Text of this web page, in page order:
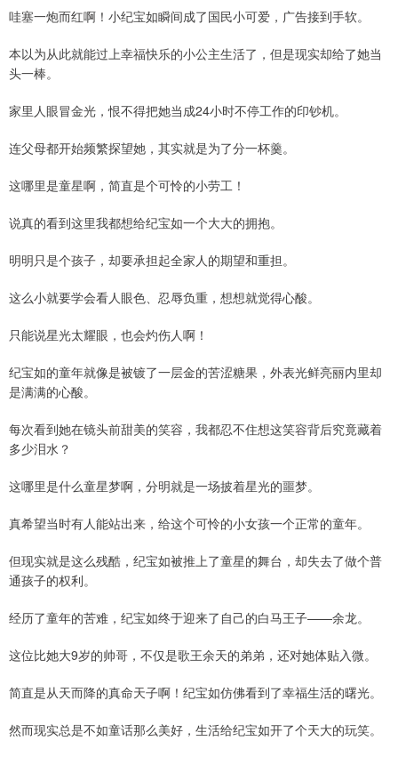
哇塞一炮而红啊！小纪宝如瞬间成了国民小可爱，广告接到手软。
本以为从此就能过上幸福快乐的小公主生活了，但是现实却给了她当
头一棒。
家里人眼冒金光，恨不得把她当成24小时不停工作的印钞机。
连父母都开始频繁探望她，其实就是为了分一杯羹。
这哪里是童星啊，简直是个可怜的小劳工！
说真的看到这里我都想给纪宝如一个大大的拥抱。
明明只是个孩子，却要承担起全家人的期望和重担。
这么小就要学会看人眼色、忍辱负重，想想就觉得心酸。
只能说星光太耀眼，也会灼伤人啊！
纪宝如的童年就像是被镀了一层金的苦涩糖果，外表光鲜亮丽内里却
是满满的心酸。
每次看到她在镜头前甜美的笑容，我都忍不住想这笑容背后究竟藏着
多少泪水？
这哪里是什么童星梦啊，分明就是一场披着星光的噩梦。
真希望当时有人能站出来，给这个可怜的小女孩一个正常的童年。
但现实就是这么残酷，纪宝如被推上了童星的舞台，却失去了做个普
通孩子的权利。
经历了童年的苦难，纪宝如终于迎来了自己的白马王子——余龙。
这位比她大9岁的帅哥，不仅是歌王余天的弟弟，还对她体贴入微。
简直是从天而降的真命天子啊！纪宝如仿佛看到了幸福生活的曙光。
然而现实总是不如童话那么美好，生活给纪宝如开了个天大的玩笑。